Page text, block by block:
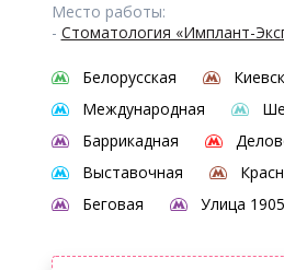
Место работы:
- Стоматология «Имплант-
Белорусская
Международная
Баррикадная
Выставочная
Беговая
Улица